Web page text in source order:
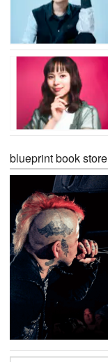
blueprint book store